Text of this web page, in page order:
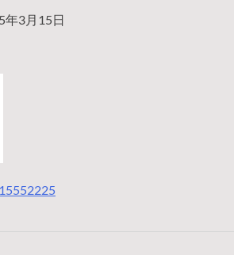
年3月15日